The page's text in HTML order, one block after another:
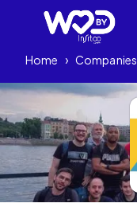
Home › Companies